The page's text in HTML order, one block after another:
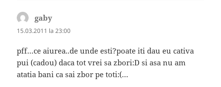
gaby
15.03.2011 la 23:00
pff…ce aiurea..de unde esti?poate iti dau eu cativa
pui (cadou) daca tot vrei sa zbori:D si asa nu am
atatia bani ca sai zbor pe toti:(…